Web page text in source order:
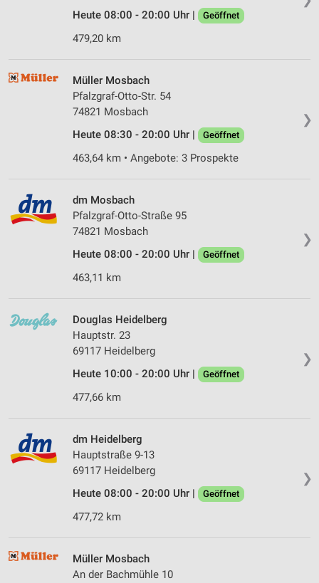
Heute 08:00 - 20:00 Uhr | Geöffnet
479,20 km
❯
Müller Mosbach
Pfalzgraf-Otto-Str. 54
74821 Mosbach
Heute 08:30 - 20:00 Uhr |
Geöffnet
463,64 km • Angebote: 3 Prospekte
❯
dm Mosbach
Pfalzgraf-Otto-Straße 95
74821 Mosbach
Heute 08:00 - 20:00 Uhr |
Geöffnet
463,11 km
❯
Douglas Heidelberg
Hauptstr. 23
69117 Heidelberg
Heute 10:00 - 20:00 Uhr |
Geöffnet
477,66 km
❯
dm Heidelberg
Hauptstraße 9-13
69117 Heidelberg
Heute 08:00 - 20:00 Uhr |
Geöffnet
477,72 km
Müller Mosbach
An der Bachmühle 10